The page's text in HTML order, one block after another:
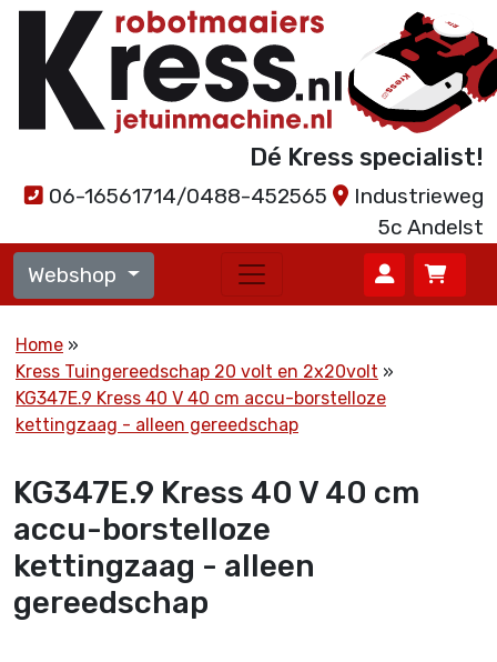
Dé Kress specialist!
06-16561714/0488-452565
Industrieweg
5c Andelst
Webshop
Home
Kress Tuingereedschap 20 volt en 2x20volt
KG347E.9 Kress 40 V 40 cm accu-borstelloze
kettingzaag - alleen gereedschap
KG347E.9 Kress 40 V 40 cm
accu-borstelloze
kettingzaag - alleen
gereedschap